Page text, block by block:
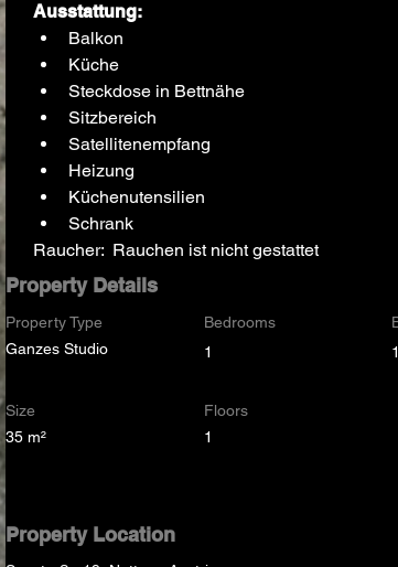
Ausstattung:
Balkon
Küche
Steckdose in Bettnähe
Sitzbereich
Satellitenempfang
Heizung
Küchenutensilien
Schrank
Raucher:  Rauchen ist nicht gestattet
Property Details
Property Type
Ganzes Studio
Bedrooms
1
1
Size
35 m²
Floors
1
Property Location